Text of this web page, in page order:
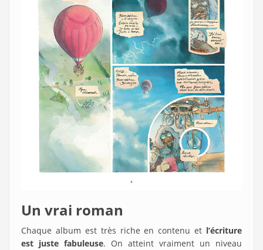
Un vrai roman
Chaque album est très riche en contenu et l’écriture
est juste fabuleuse. On atteint vraiment un niveau